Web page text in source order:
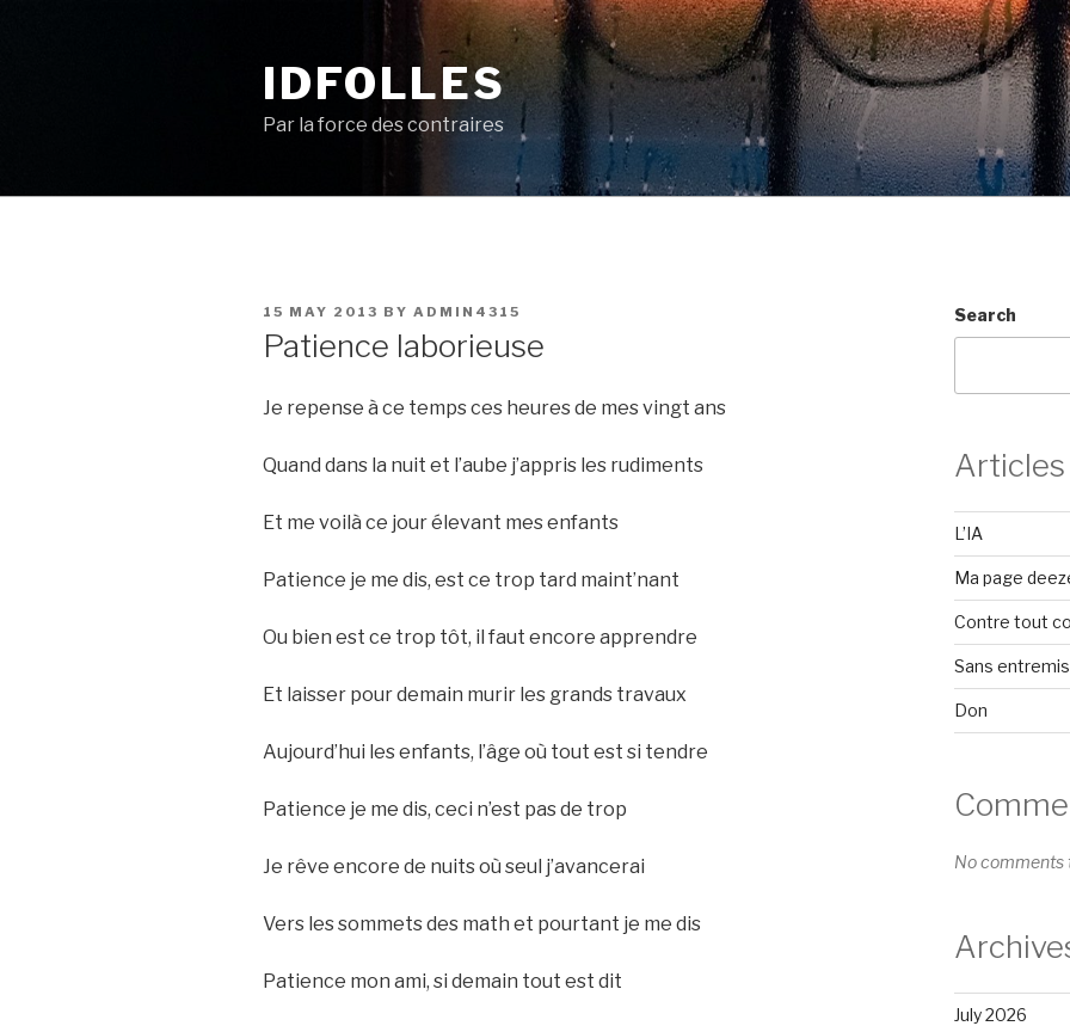
IDFOLLES
Par la force des contraires
POSTED
15 MAY 2013 BY ADMIN4315
Patience laborieuse
Je repense à ce temps ces heures de mes vingt ans
Quand dans la nuit et l’aube j’appris les rudiments
Et me voilà ce jour élevant mes enfants
Patience je me dis, est ce trop tard maint’nant
Ou bien est ce trop tôt, il faut encore apprendre
Et laisser pour demain murir les grands travaux
Aujourd’hui les enfants, l’âge où tout est si tendre
Patience je me dis, ceci n’est pas de trop
Je rêve encore de nuits où seul j’avancerai
Vers les sommets des math et pourtant je me dis
Patience mon ami, si demain tout est dit
Search
L’IA
Ma page
Contre tout
Sans
Don
No comments
July 2026